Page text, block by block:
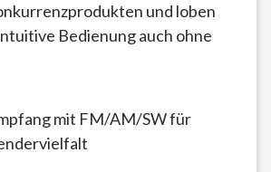
und loben
Bedienung auch ohne
mit FM/AM/SW für